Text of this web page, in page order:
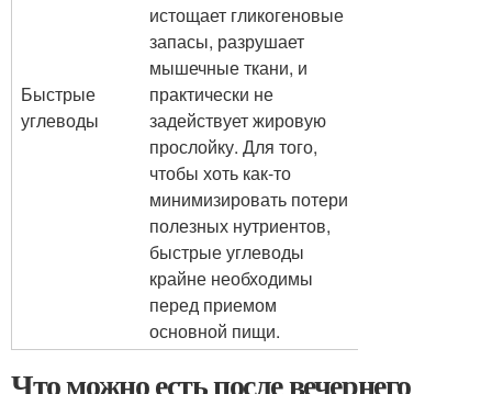
Быстрые
углеводы
истощает гликогеновые
запасы, разрушает
мышечные ткани, и
практически не
задействует жировую
прослойку. Для того,
чтобы хоть как-то
минимизировать потери
полезных нутриентов,
быстрые углеводы
крайне необходимы
перед приемом
основной пищи.
Что можно есть после вечернего